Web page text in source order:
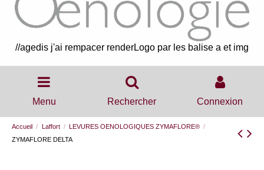
//agedis j'ai rempacer renderLogo par les balise a et img
Menu Rechercher Connexion
Accueil Laffort
LEVURES OENOLOGIQUES ZYMAFLORE®
ZYMAFLORE DELTA